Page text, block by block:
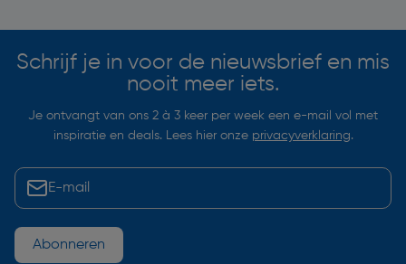
Schrijf je in voor de nieuwsbrief en mis
nooit meer iets.
Je ontvangt van ons 2 à 3 keer per week een e-mail vol met
inspiratie en deals. Lees hier onze privacyverklaring.
Abonneren